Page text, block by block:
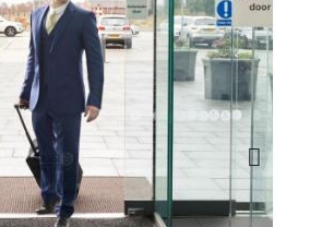
Next